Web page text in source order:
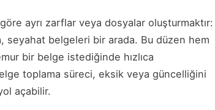
ayrı zarflar veya dosyalar oluşturmaktır:
seyahat belgeleri bir arada. Bu düzen hem
bir belge istediğinde hızlıca
toplama süreci, eksik veya güncelliğini
açabilir.